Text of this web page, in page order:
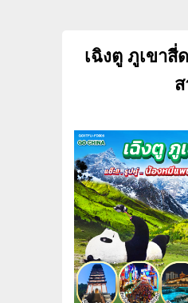
เฉิงตู ภูเขา